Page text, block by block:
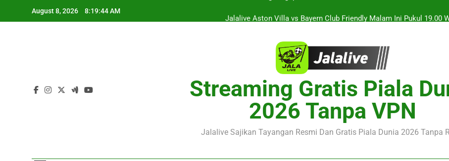
August 8, 2026 8:19:45 AM
Persahabatan Dua
Nikmati Streaming PSG vs Man United Club Friendly Malam Ini
Streaming Singapura vs Indonesia Piala ASEAN Malam Ini
Jalalive Aston Villa vs Bayern Club Friendly Malam Ini Pukul 19.00
Persahabatan Dua
Jalalive Streaming Monaco vs Getafe Club Friendly Dini Hari Ini
Streaming Gratis Piala
2026 Tanpa VPN
Jalalive Sajikan Tayangan Resmi Dan Gratis Piala Dunia 2026 Tanpa